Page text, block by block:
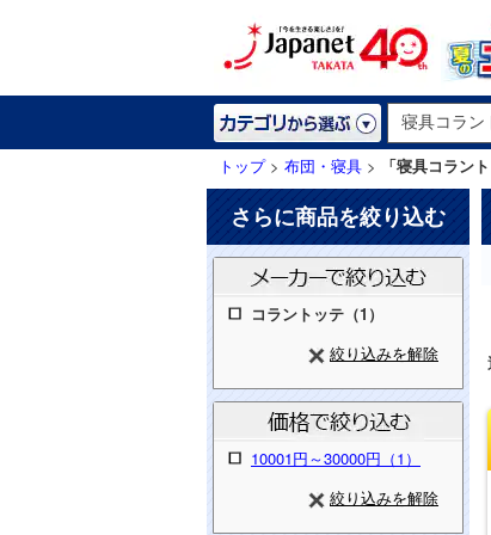
トップ> 布団・寝具 > 「寝具コラント
さらに商品を絞り込む
コラントッテ（1）
絞り込みを解除
10001円～30000円（1）
絞り込みを解除